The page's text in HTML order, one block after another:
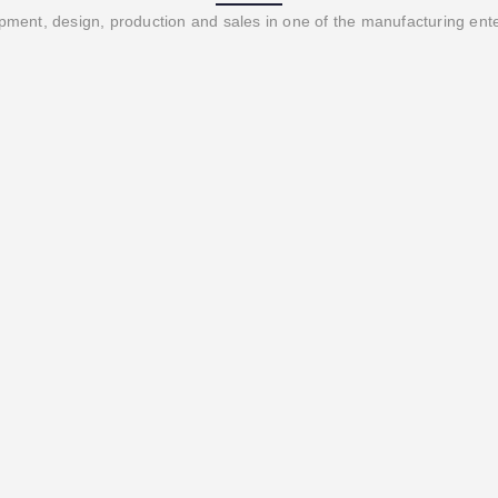
design, production and sales in one of the manufacturing